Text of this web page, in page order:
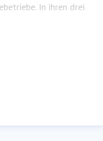
In ihren drei